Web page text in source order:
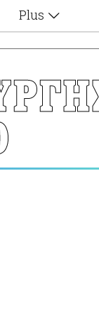
Plus
Αφιερώματα
Ζώδια
Απώλειες